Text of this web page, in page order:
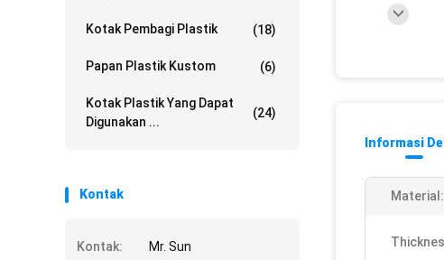
Kotak Pembagi Plastik (18)
Papan Plastik Kustom (6)
Kotak Plastik Yang Dapat
Digunakan ...
(24)
Kontak
Kontak: Mr. Sun
Informasi
Material: